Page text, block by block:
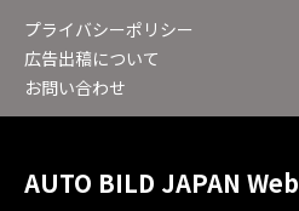
プライバシーポリシー
広告出稿について
お問い合わせ
AUTO BILD JAPAN Web